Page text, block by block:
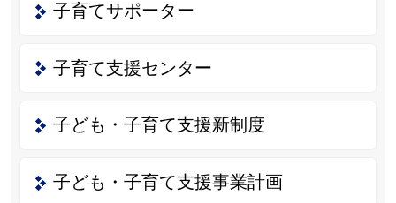
子育てサポーター
子育て支援センター
子ども・子育て支援新制度
子ども・子育て支援事業計画